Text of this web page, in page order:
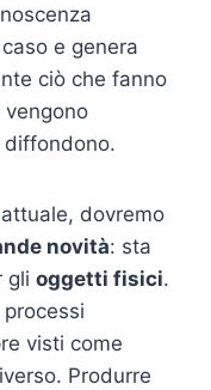
e genera
ciò che fanno
vengono
diffondono.
dovremo
novità: sta
gli oggetti fisici.
visti come
Produrre